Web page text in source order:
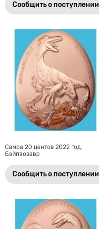
Сообщить о поступлении
Самоа 20 центов 2022 год.
Бэйпяозавр
Сообщить о поступлении